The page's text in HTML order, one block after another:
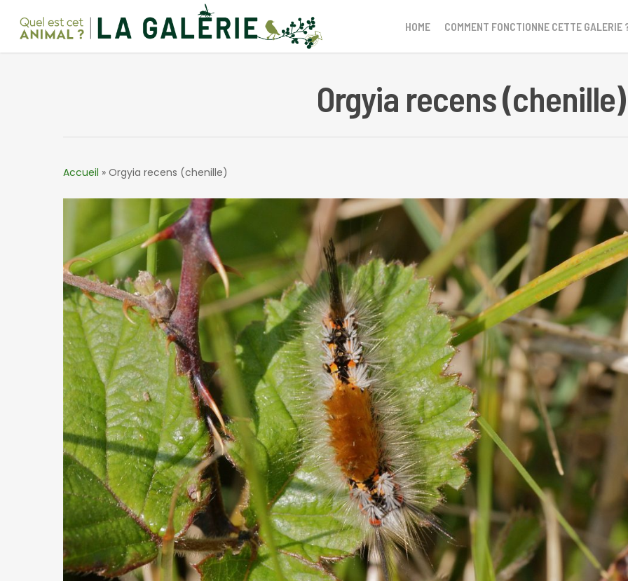
main
HOME COMMENT FONCTIONNE CETTE GALERIE
Orgyia recens (chenille)
Accueil » Orgyia recens (chenille)